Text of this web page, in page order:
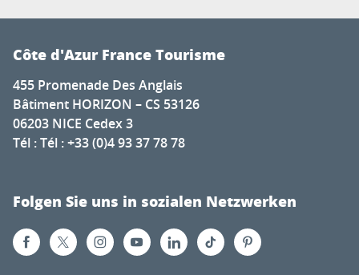
Côte d'Azur France Tourisme
455 Promenade Des Anglais
Bâtiment HORIZON – CS 53126
06203 NICE Cedex 3
Tél : Tél : +33 (0)4 93 37 78 78
Folgen Sie uns in sozialen Netzwerken